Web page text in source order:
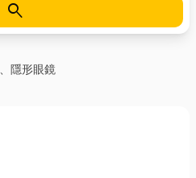
search
隱形眼鏡